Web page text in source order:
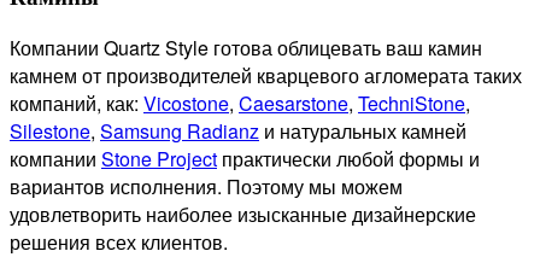
Компании Quartz Style готоваоблицевать ваш камин
камнем от производителей кварцевого агломерата таких
компаний, как: Vicostone, Caesarstone, TechniStone,
Silestone, Samsung Radianz и натуральных камней
компании Stone Project практически любой формы и
вариантов исполнения. Поэтому мы можем
удовлетворить наиболее изысканные дизайнерские
решения всех клиентов.